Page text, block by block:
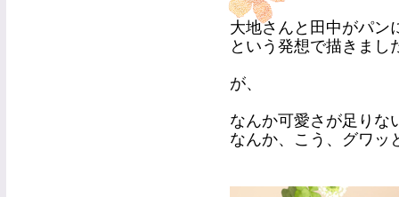
大地さんと田中がパン
という発想で描きまし
が、
なんか可愛さが足りな
なんか、こう、グワ